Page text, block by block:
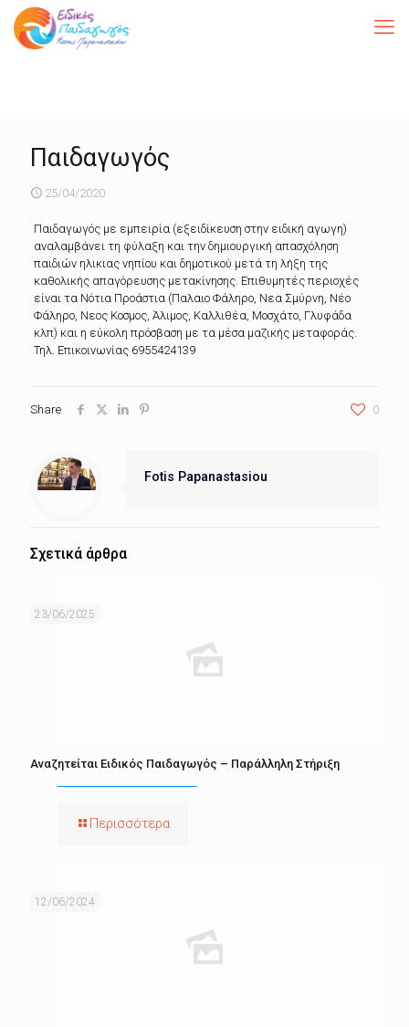
Παιδαγωγός
25/04/2020
Παιδαγωγός με εμπειρία (εξειδίκευση στην ειδική αγωγη)
αναλαμβάνει τη φύλαξη και την δημιουργική απασχόληση
παιδιών ηλικιας νηπίου και δημοτικού μετά τη λήξη της
καθολικής απαγόρευσης μετακίνησης. Επιθυμητές περιοχές
είναι τα Νότια Προάστια (Παλαιο Φάληρο, Νεα Σμύρνη, Νέο
Φάληρο, Νεος Κοσμος, Άλιμος, Καλλιθέα, Μοσχάτο, Γλυφάδα
κλπ) και η εύκολη πρόσβαση με τα μέσα μαζικής μεταφοράς.
Τηλ. Επικοινωνίας 6955424139
Share 0
Fotis Papanastasiou
Σχετικά άρθρα
23/06/2025
Αναζητείται Ειδικός Παιδαγωγός – Παράλληλη Στήριξη
Περισσότερα
12/06/2024